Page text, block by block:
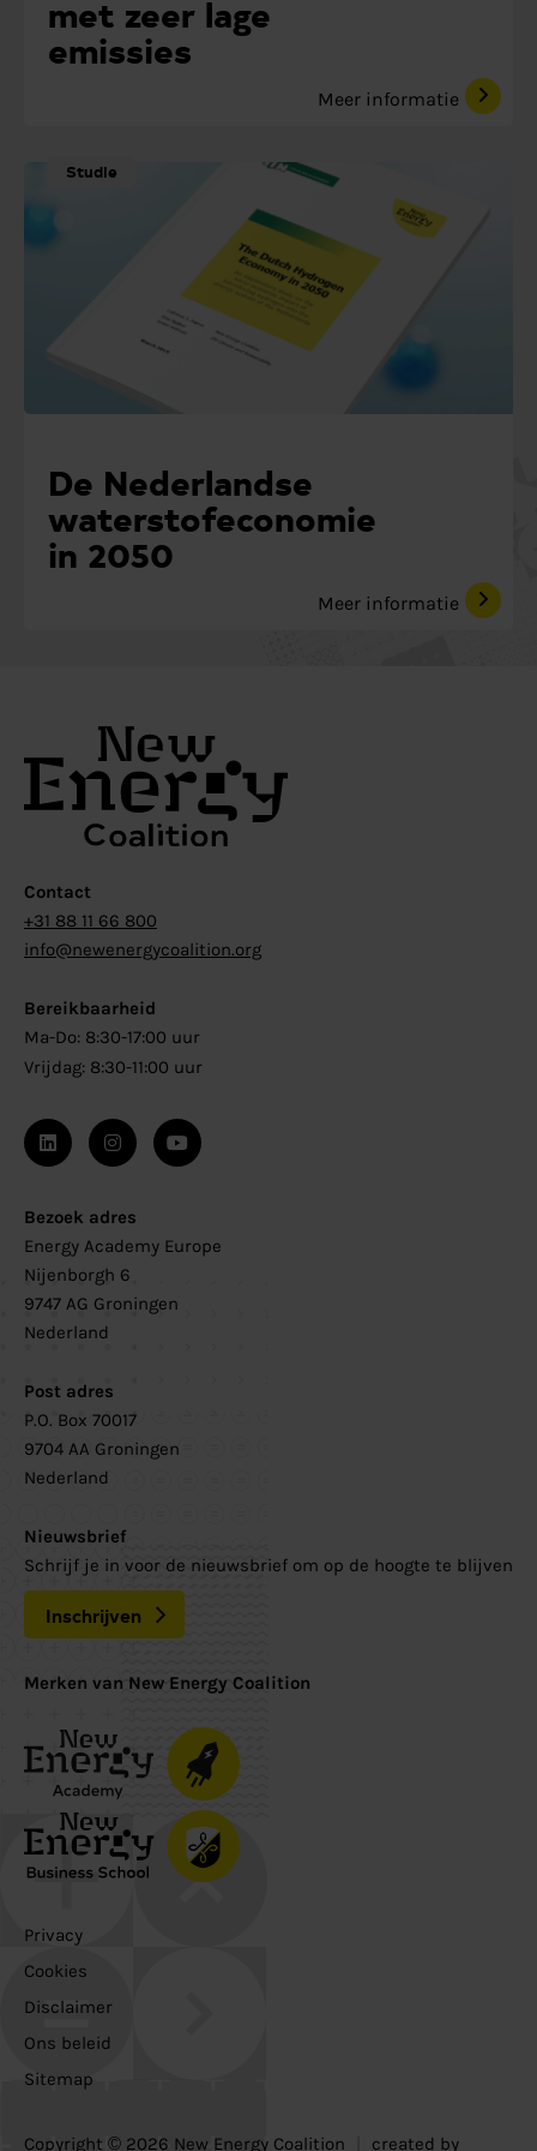
met zeer lage
emissies
Meer informatie
Studie
De Nederlandse
waterstofeconomie
in 2050
Meer informatie
Contact
+31 88 11 66 800
info@newenergycoalition.org
Bereikbaarheid
Ma-Do: 8:30-17:00 uur
Vrijdag: 8:30-11:00 uur
Bezoek adres
Energy Academy Europe
Nijenborgh 6
9747 AG Groningen
Nederland
Post adres
P.O. Box 70017
9704 AA Groningen
Nederland
Nieuwsbrief
Schrijf je in voor de nieuwsbrief om op de hoogte te blijven
Inschrijven
Merken van New Energy Coalition
Copyright © 2026 New Energy Coalition created by
Privacy
Cookies
Disclaimer
Ons beleid
Sitemap